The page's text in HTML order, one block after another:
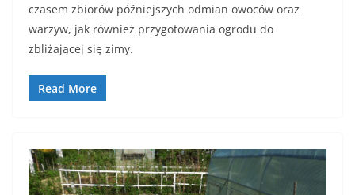
czasem zbiorów późniejszych odmian owoców oraz
warzyw, jak również przygotowania ogrodu do
zbliżającej się zimy.
Read More